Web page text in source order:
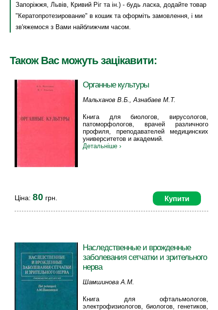
Запоріжжя, Львів, Кривий Ріг та ін.) - будь ласка, додайте товар
"Кератопротезирование" в кошик та оформіть замовлення, і ми
зв'яжемося з Вами найближчим часом.
Також Вас можуть зацікавити:
Органные культуры
Мальханов В.Б., Азнабаев М.Т.
Книга для биологов, вирусологов,
патоморфологов, врачей различного
профиля, преподавателей медицинских
университетов и академий.
Детальніше ›
Купити
Ціна: 80 грн.
Наследственные и врожденные
заболевания сетчатки и зрительного
нерва
Шамшинова А.М.
Книга для офтальмологов,
электрофизиологов, биологов, генетиков,